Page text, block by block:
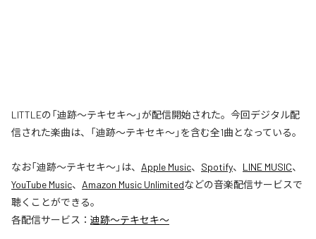
LITTLEの「迪跡〜テキセキ〜」が配信開始された。今回デジタル配
信された楽曲は、「迪跡〜テキセキ〜」を含む全1曲となっている。
なお「迪跡〜テキセキ〜」は、 Apple Music、 Spotify、 LINE MUSIC、
YouTube Music、 Amazon Music Unlimitedなどの音楽配信サービスで
聴くことができる。
各配信サービス： 迪跡〜テキセキ〜